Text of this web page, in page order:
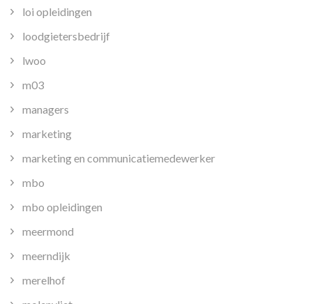
loi opleidingen
loodgietersbedrijf
lwoo
m03
managers
marketing
marketing en communicatiemedewerker
mbo
mbo opleidingen
meermond
meerndijk
merelhof